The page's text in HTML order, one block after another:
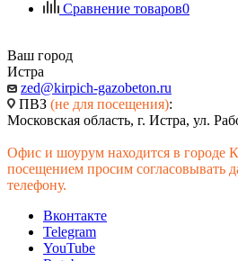
Сравнение товаров0
Ваш город
Истра
zed@kirpich-gazobeton.ru
ПВЗ (не для посещения):
Московская область, г. Истра, ул.
Офис и шоурум находится в городе
посещением просим согласовывать
телефону.
Вконтакте
Telegram
YouTube